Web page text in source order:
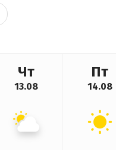
Чт
13.08
Пт
14.08